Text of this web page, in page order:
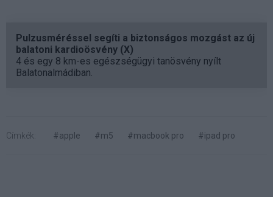
Pulzusméréssel segíti a biztonságos mozgást az új
balatoni kardioösvény (X)
4 és egy 8 km-es egészségügyi tanösvény nyílt
Balatonalmádiban.
Címkék: #apple #m5 #macbook pro #ipad pro